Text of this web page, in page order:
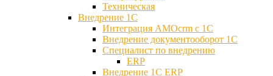
Техническая
Внедрение 1С
Интеграция AMOcrm с 1C
Внедрение документооборот 1С
Специалист по внедрению
ERP
Внедрение 1С ERP